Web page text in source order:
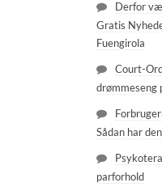
Derfor
Gratis
Fuengirola
Court-
drømmeseng
Sådan har
parforhold